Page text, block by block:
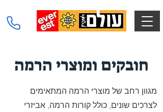
חובקים ומוצרי הרמה
מגוון רחב של מוצרי הרמה המתאימים
לצרכים שונים, כולל קורות הרמה, אביזרי